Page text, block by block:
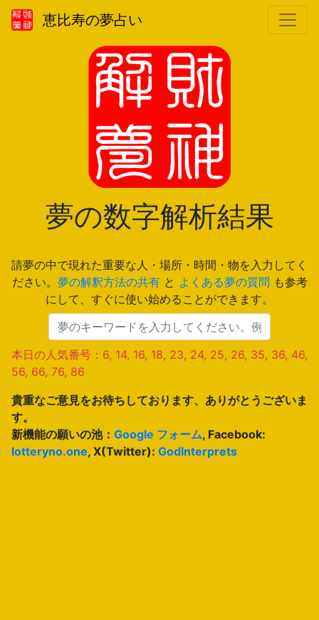
恵比寿の夢占い
夢の数字解析結果
請夢の中で現れた重要な人・場所・時間・物を入力してく
ださい。 夢の解釈方法の共有と よくある夢の質問 も参考
にして、すぐに使い始めることができます。
本日の人気番号：6, 14, 16, 18, 23, 24, 25, 26, 35, 36, 46,
56, 66, 76, 86
貴重なご意見をお待ちしております、ありがとうございま
す。
新機能の願いの池： Google フォーム, Facebook:
lotteryno.one, X(Twitter): GodInterprets